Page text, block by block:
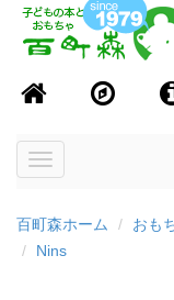
Toggle
百町森ホーム おも
Nins